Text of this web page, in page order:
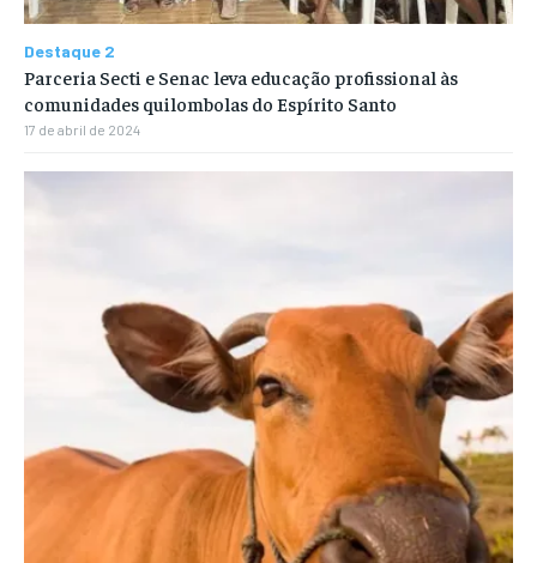
Destaque 2
Parceria Secti e Senac leva educação profissional às
comunidades quilombolas do Espírito Santo
17 de abril de 2024